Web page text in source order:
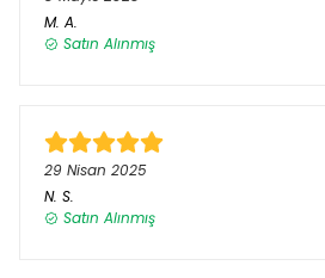
M. A.
Satın Alınmış
29 Nisan 2025
N. S.
Satın Alınmış